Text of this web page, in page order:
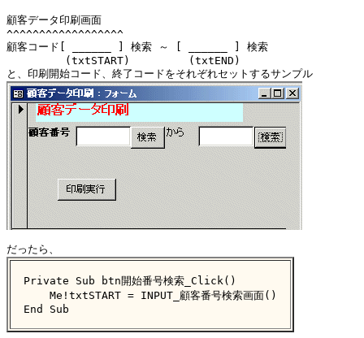
顧客データ印刷画面
^^^^^^^^^^^^^^^^^^
顧客コード[ ______ ] 検索 ～ [ ______ ] 検索
         (txtSTART)         (txtEND)
Private Sub btn開始番号検索_Click()
    Me!txtSTART = INPUT_顧客番号検索画面()
End Sub